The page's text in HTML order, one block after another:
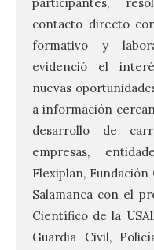
contacto directo
formativo y
evidenció el
nuevas
a información
desarrollo de
empresas,
Flexiplan,
Salamanca con el
Científico de la
Guardia Civil,